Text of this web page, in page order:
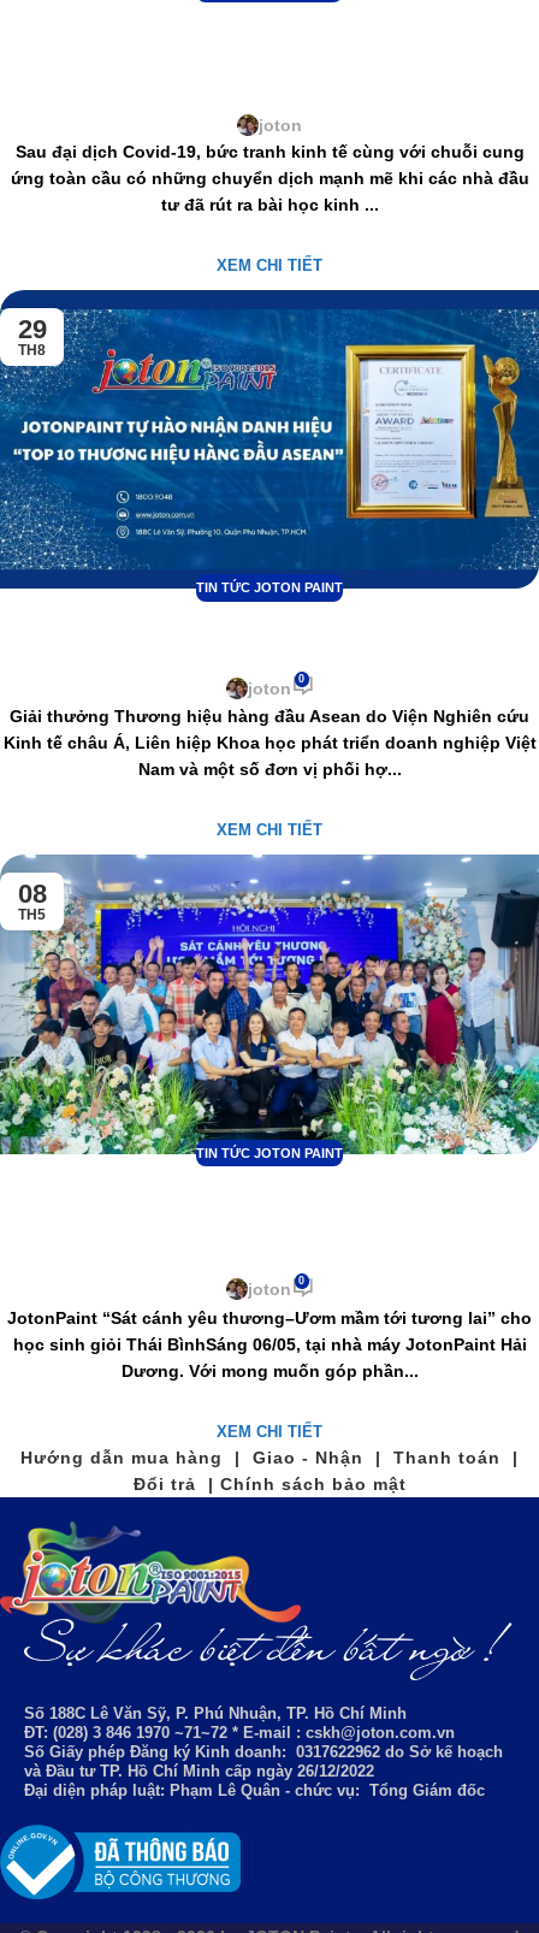
joton
Sau đại dịch Covid-19, bức tranh kinh tế cùng với chuỗi cung
ứng toàn cầu có những chuyển dịch mạnh mẽ khi các nhà đầu
tư đã rút ra bài học kinh ...
XEM CHI TIẾT
29
TH8
TIN TỨC JOTON PAINT
joton 0
Giải thưởng Thương hiệu hàng đầu Asean do Viện Nghiên cứu
Kinh tế châu Á, Liên hiệp Khoa học phát triển doanh nghiệp Việt
Nam và một số đơn vị phối hợ...
XEM CHI TIẾT
08
TH5
TIN TỨC JOTON PAINT
joton 0
JotonPaint “Sát cánh yêu thương–Ươm mầm tới tương lai” cho
học sinh giỏi Thái BìnhSáng 06/05, tại nhà máy JotonPaint Hải
Dương. Với mong muốn góp phần...
XEM CHI TIẾT
Hướng dẫn mua hàng | Giao - Nhận | Thanh toán |
Đổi trả | Chính sách bảo mật
Số 188C Lê Văn Sỹ, P. Phú Nhuận, TP. Hồ Chí Minh
ĐT: (028) 3 846 1970 ~71~72 * E-mail : cskh@joton.com.vn
Số Giấy phép Đăng ký Kinh doanh: 0317622962 do Sở kế hoạch
và Đầu tư TP. Hồ Chí Minh cấp ngày 26/12/2022
Đại diện pháp luật: Phạm Lê Quân - chức vụ: Tổng Giám đốc